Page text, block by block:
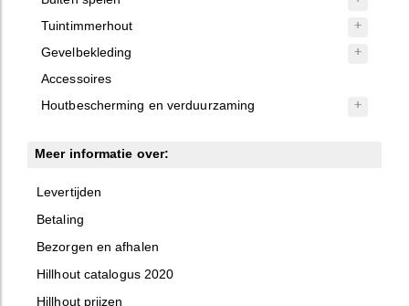
Tuintimmerhout
Gevelbekleding
Accessoires
Houtbescherming en verduurzaming
Meer informatie over:
Levertijden
Betaling
Bezorgen en afhalen
Hillhout catalogus 2020
Hillhout prijzen